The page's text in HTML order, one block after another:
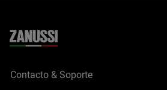
Contacto & Soporte